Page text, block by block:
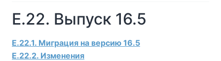
E.22. Выпуск 16.5
E.22.1. Миграция на версию 16.5
E.22.2. Изменения